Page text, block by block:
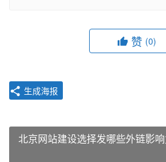
赞 (0)
生成海报
北京网站建设选择发哪些外链影